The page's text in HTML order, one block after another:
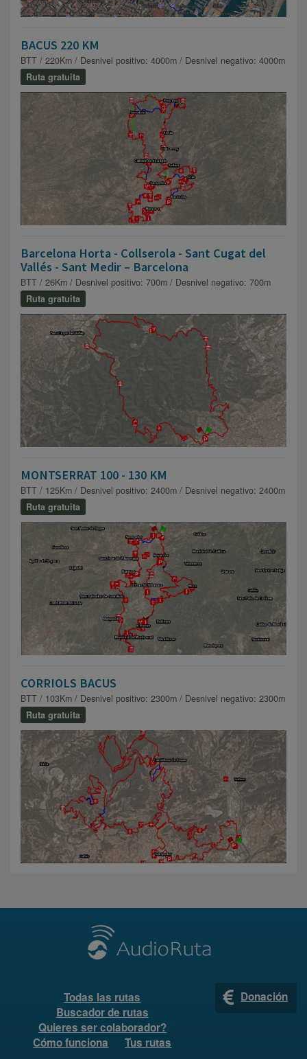
BACUS 220 KM
BTT / 220Km / Desnivel positivo: 4000m / Desnivel negativo: 4000m
Ruta gratuita
Barcelona Horta - Collserola - Sant Cugat del
Vallés - Sant Medir – Barcelona
BTT / 26Km / Desnivel positivo: 700m / Desnivel negativo: 700m
Ruta gratuita
MONTSERRAT 100 - 130 KM
BTT / 125Km / Desnivel positivo: 2400m / Desnivel negativo: 2400m
Ruta gratuita
CORRIOLS BACUS
BTT / 103Km / Desnivel positivo: 2300m / Desnivel negativo: 2300m
Ruta gratuita
Todas las rutas
Buscador de rutas
Quieres ser colaborador?
Cómo funciona
Tus rutas
Donación